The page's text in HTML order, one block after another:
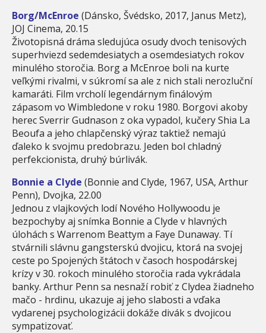
Borg/McEnroe (Dánsko, Švédsko, 2017, Janus Metz),
JOJ Cinema, 20.15
Životopisná dráma sledujúca osudy dvoch tenisových
superhviezd sedemdesiatych a osemdesiatych rokov
minulého storočia. Borg a McEnroe boli na kurte
veľkými rivalmi, v súkromí sa ale z nich stali nerozluční
kamaráti. Film vrcholí legendárnym finálovým
zápasom vo Wimbledone v roku 1980. Borgovi akoby
herec Sverrir Gudnason z oka vypadol, kučery Shia La
Beoufa a jeho chlapčenský výraz taktiež nemajú
ďaleko k svojmu predobrazu. Jeden bol chladný
perfekcionista, druhý búrlivák.
Bonnie a Clyde (Bonnie and Clyde, 1967, USA, Arthur
Penn), Dvojka, 22.00
Jednou z vlajkových lodí Nového Hollywoodu je
bezpochyby aj snímka Bonnie a Clyde v hlavných
úlohách s Warrenom Beattym a Faye Dunaway. Tí
stvárnili slávnu gangsterskú dvojicu, ktorá na svojej
ceste po Spojených štátoch v časoch hospodárskej
krízy v 30. rokoch minulého storočia rada vykrádala
banky. Arthur Penn sa nesnaží robiť z Clydea žiadneho
mačo - hrdinu, ukazuje aj jeho slabosti a vďaka
vydarenej psychologizácii dokáže divák s dvojicou
sympatizovať.